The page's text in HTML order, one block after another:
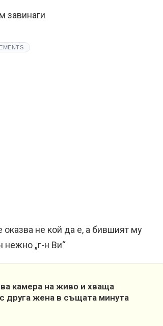
завинаги
оказва не кой да е, а бившият му
нежно „г-н Ви“
камера на живо и хваща
друга жена в същата минута